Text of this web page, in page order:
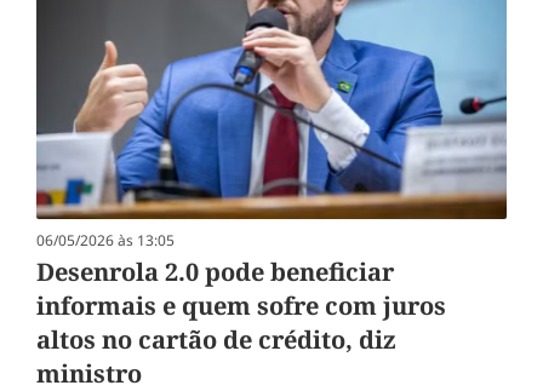
06/05/2026 às 13:05
Desenrola 2.0 pode beneficiar
informais e quem sofre com juros
altos no cartão de crédito, diz
ministro